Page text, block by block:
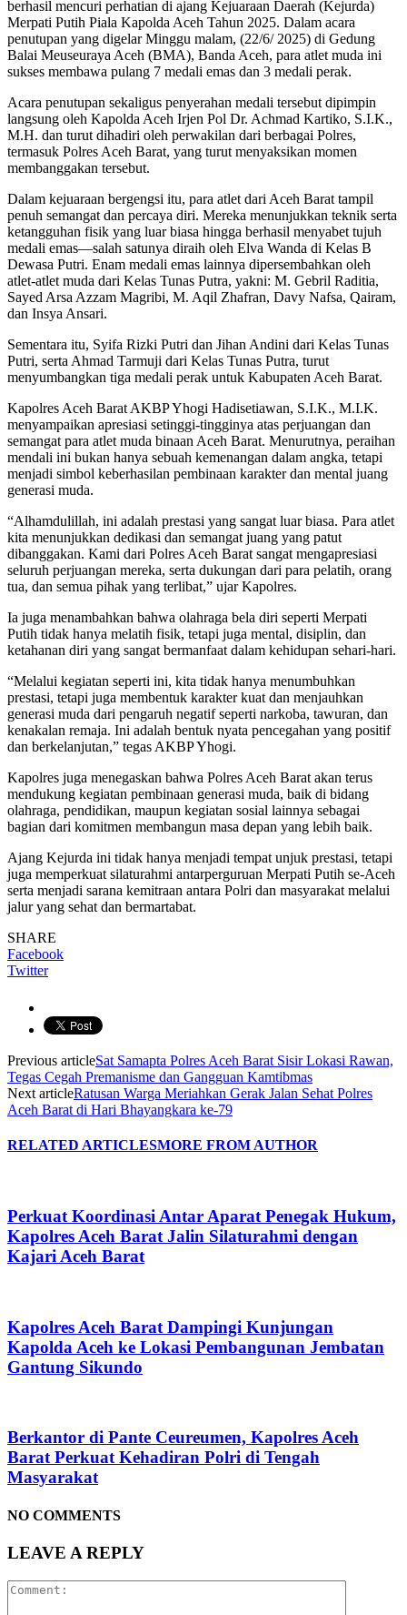
berhasil mencuri perhatian di ajang Kejuaraan Daerah (Kejurda)
Merpati Putih Piala Kapolda Aceh Tahun 2025. Dalam acara
penutupan yang digelar Minggu malam, (22/6/ 2025) di Gedung
Balai Meuseuraya Aceh (BMA), Banda Aceh, para atlet muda ini
sukses membawa pulang 7 medali emas dan 3 medali perak.
Acara penutupan sekaligus penyerahan medali tersebut dipimpin
langsung oleh Kapolda Aceh Irjen Pol Dr. Achmad Kartiko, S.I.K.,
M.H. dan turut dihadiri oleh perwakilan dari berbagai Polres,
termasuk Polres Aceh Barat, yang turut menyaksikan momen
membanggakan tersebut.
Dalam kejuaraan bergengsi itu, para atlet dari Aceh Barat tampil
penuh semangat dan percaya diri. Mereka menunjukkan teknik serta
ketangguhan fisik yang luar biasa hingga berhasil menyabet tujuh
medali emas—salah satunya diraih oleh Elva Wanda di Kelas B
Dewasa Putri. Enam medali emas lainnya dipersembahkan oleh
atlet-atlet muda dari Kelas Tunas Putra, yakni: M. Gebril Raditia,
Sayed Arsa Azzam Magribi, M. Aqil Zhafran, Davy Nafsa, Qairam,
dan Insya Ansari.
Sementara itu, Syifa Rizki Putri dan Jihan Andini dari Kelas Tunas
Putri, serta Ahmad Tarmuji dari Kelas Tunas Putra, turut
menyumbangkan tiga medali perak untuk Kabupaten Aceh Barat.
Kapolres Aceh Barat AKBP Yhogi Hadisetiawan, S.I.K., M.I.K.
menyampaikan apresiasi setinggi-tingginya atas perjuangan dan
semangat para atlet muda binaan Aceh Barat. Menurutnya, peraihan
mendali ini bukan hanya sebuah kemenangan dalam angka, tetapi
menjadi simbol keberhasilan pembinaan karakter dan mental juang
generasi muda.
“Alhamdulillah, ini adalah prestasi yang sangat luar biasa. Para atlet
kita menunjukkan dedikasi dan semangat juang yang patut
dibanggakan. Kami dari Polres Aceh Barat sangat mengapresiasi
seluruh perjuangan mereka, serta dukungan dari para pelatih, orang
tua, dan semua pihak yang terlibat,” ujar Kapolres.
Ia juga menambahkan bahwa olahraga bela diri seperti Merpati
Putih tidak hanya melatih fisik, tetapi juga mental, disiplin, dan
ketahanan diri yang sangat bermanfaat dalam kehidupan sehari-hari.
“Melalui kegiatan seperti ini, kita tidak hanya menumbuhkan
prestasi, tetapi juga membentuk karakter kuat dan menjauhkan
generasi muda dari pengaruh negatif seperti narkoba, tawuran, dan
kenakalan remaja. Ini adalah bentuk nyata pencegahan yang positif
dan berkelanjutan,” tegas AKBP Yhogi.
Kapolres juga menegaskan bahwa Polres Aceh Barat akan terus
mendukung kegiatan pembinaan generasi muda, baik di bidang
olahraga, pendidikan, maupun kegiatan sosial lainnya sebagai
bagian dari komitmen membangun masa depan yang lebih baik.
Ajang Kejurda ini tidak hanya menjadi tempat unjuk prestasi, tetapi
juga memperkuat silaturahmi antarperguruan Merpati Putih se-Aceh
serta menjadi sarana kemitraan antara Polri dan masyarakat melalui
jalur yang sehat dan bermartabat.
SHARE
Facebook
Twitter
Previous articleSat Samapta Polres Aceh Barat Sisir Lokasi Rawan,
Tegas Cegah Premanisme dan Gangguan Kamtibmas
Next articleRatusan Warga Meriahkan Gerak Jalan Sehat Polres
Aceh Barat di Hari Bhayangkara ke-79
RELATED ARTICLESMORE FROM AUTHOR
Perkuat Koordinasi Antar Aparat Penegak Hukum,
Kapolres Aceh Barat Jalin Silaturahmi dengan
Kajari Aceh Barat
Kapolres Aceh Barat Dampingi Kunjungan
Kapolda Aceh ke Lokasi Pembangunan Jembatan
Gantung Sikundo
Berkantor di Pante Ceureumen, Kapolres Aceh
Barat Perkuat Kehadiran Polri di Tengah
Masyarakat
NO COMMENTS
LEAVE A REPLY